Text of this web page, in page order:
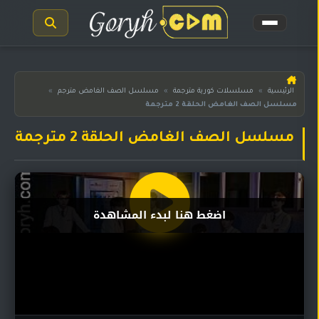
الرئيسية
مسلسلات
المترجمة
هندية
مدبلجة
مسلسلات
مسلسلات
الرئيسية » مسلسلات كورية مترجمة » مسلسل الصف الغامض مترجم
»
مسلسل الصف الغامض الحلقة 2 مترجمة
مسلسل الصف الغامض الحلقة 2 مترجمة
اضغط هنا لبدء المشاهدة